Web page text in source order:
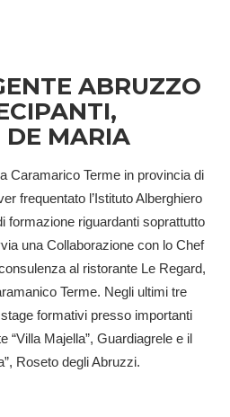
ABRUZZO
MARIA
Caramarico Terme in provincia di
frequentato l’Istituto Alberghiero
formazione riguardanti soprattutto
unaCollaborazione con lo Chef
al ristorante Le Regard,
Terme. Negli ultimi tre
formativi presso importanti
“Villa Majella”, Guardiagrele e il
Roseto degli Abruzzi.